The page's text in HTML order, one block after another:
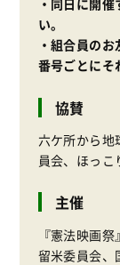
・同日に開
い。
・組合員の
番号ごとにそ
協賛
六ケ所から
員会、ほっ
主催
『憲法映画
留米委員会、